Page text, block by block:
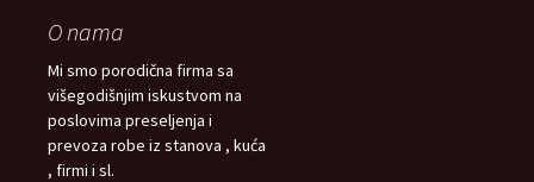
O nama
Mi smo porodična firma sa
višegodišnjim iskustvom na
poslovima preseljenja i
prevoza robe iz stanova , kuća
, firmi i sl.